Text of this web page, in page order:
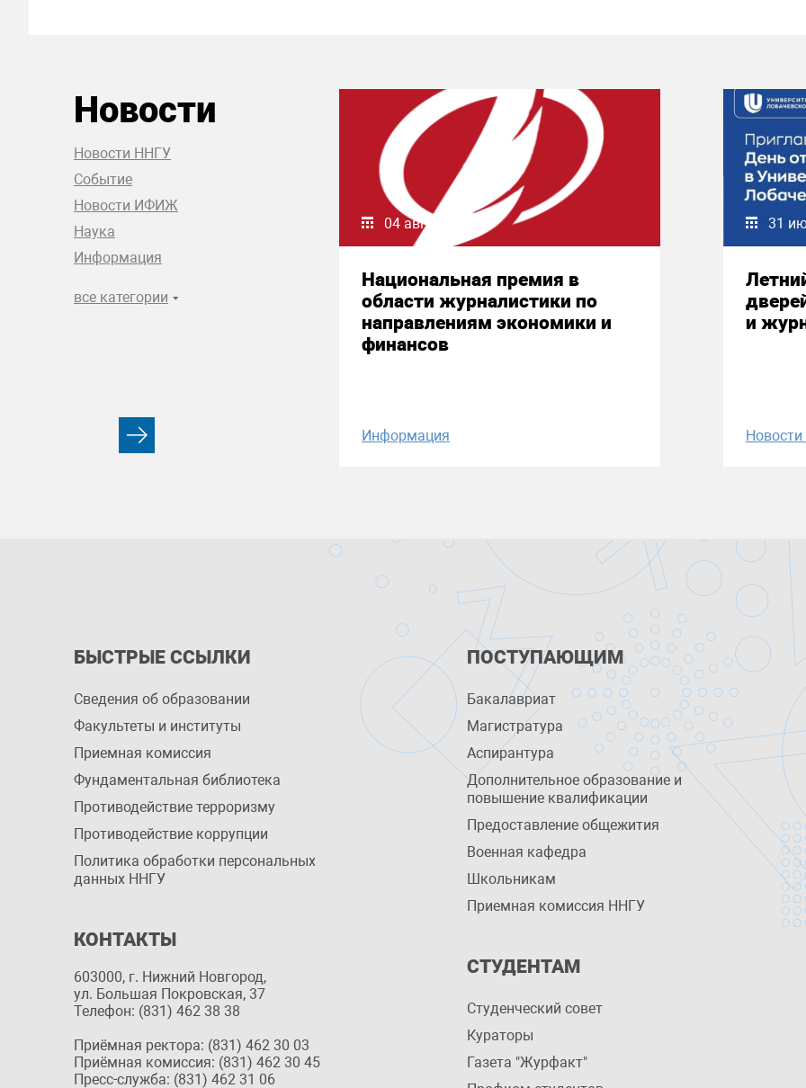
Новости
Новости ННГУ
Событие
Новости ИФИЖ
Наука
Информация
все категории
04 августа 2026
Национальная премия в
области журналистики по
направлениям экономики и
финансов
Информация
31
и
БЫСТРЫЕ ССЫЛКИ
Сведения об образовании
Факультеты и институты
Приемная комиссия
Фундаментальная библиотека
Противодействие терроризму
Противодействие коррупции
Политика обработки персональных
данных ННГУ
КОНТАКТЫ
603000, г. Нижний Новгород,
ул. Большая Покровская, 37
Телефон: (831) 462 38 38
Приёмная ректора: (831) 462 30 03
Приёмная комиссия: (831) 462 30 45
Пресс-служба: (831) 462 31 06
ПОСТУПАЮЩИМ
Бакалавриат
Магистратура
Аспирантура
Дополнительное образование и
повышение квалификации
Предоставление общежития
Военная кафедра
Школьникам
Приемная комиссия ННГУ
СТУДЕНТАМ
Студенческий совет
Кураторы
Газета "Журфакт"